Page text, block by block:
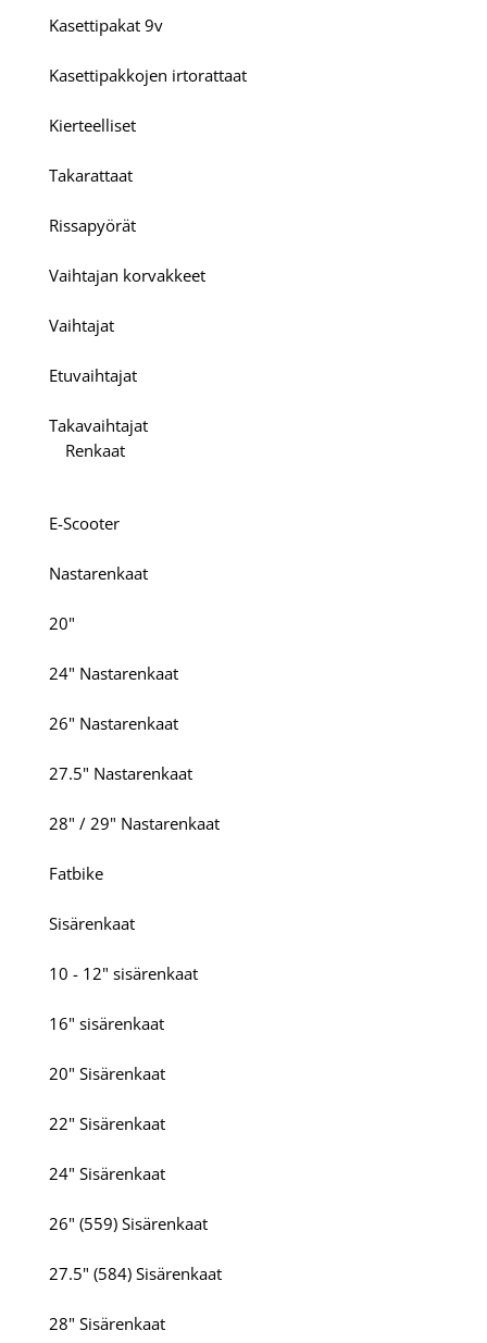
Kasettipakat 9v
Kasettipakkojen irtorattaat
Kierteelliset
Takarattaat
Rissapyörät
Vaihtajan korvakkeet
Vaihtajat
Etuvaihtajat
Takavaihtajat
Renkaat
E-Scooter
Nastarenkaat
20"
24" Nastarenkaat
26" Nastarenkaat
27.5" Nastarenkaat
28" / 29" Nastarenkaat
Fatbike
Sisärenkaat
10 - 12" sisärenkaat
16" sisärenkaat
20" Sisärenkaat
22" Sisärenkaat
24" Sisärenkaat
26" (559) Sisärenkaat
27.5" (584) Sisärenkaat
28" Sisärenkaat